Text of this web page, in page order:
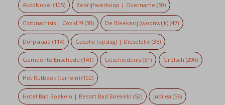
AkzoNobel (105) Bedrijfsverkoop | Overname (50)
Coronacrisis | Covid19 (38) De Bleekerij (woonwijk) (47)
Dorpsraad (114) Gasolie (opslag) | Dieselolie (36)
Gemeente Enschede (141) Geschiedenis (51) Grolsch (290)
Het Rutbeek (terrein)(102)
Hotel Bad Boekelo | Resort Bad Boekelo (52) Jubilea (56)